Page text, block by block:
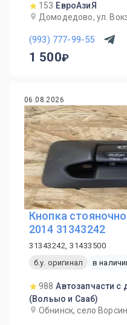
153 ЕвроАзиЯ
Домодедово, ул.
(993) 777-99-55
1 500
06.08.2026
Кнопка
2014 31343242
31343242, 31433500
б.у. оригинал
в
988 Автозапчасти с
(Вольыо и Сааб)
Обнинск, село